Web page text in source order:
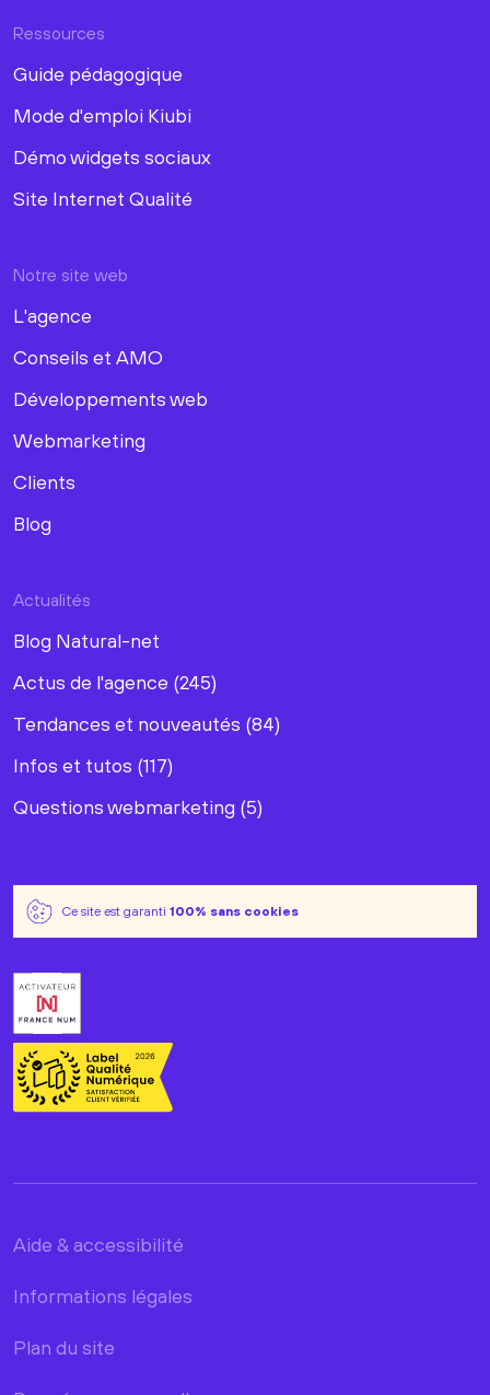
Ressources
Guide pédagogique
Mode d'emploi Kiubi
Démo widgets sociaux
Site Internet Qualité
Notre site web
L'agence
Conseils et AMO
Développements web
Webmarketing
Clients
Blog
Actualités
Blog Natural-net
Actus de l'agence (245)
Tendances et nouveautés (84)
Infos et tutos (117)
Questions webmarketing (5)
Ce site est garanti 100% sans cookies
Aide & accessibilité
Informations légales
Plan du site